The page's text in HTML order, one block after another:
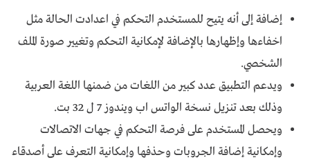
إضافة إلى أنه يتيح للمستخدم التحكم في اعدادت الحالة مثل
اخفاءها وإظهارها بالإضافة لإمكانية التحكم وتغيير صورة الملف
الشخصي.
ويدعم التطبيق عدد كبير من اللغات من ضمنها اللغة العربية
وذلك بعد تنزيل نسخة الواتس اب ويندوز 7 ل 32 بت.
ويحصل المستخدم على فرصة التحكم في جهات الاتصالات
وإمكانية إضافة الجروبات وحذفها وإمكانية التعرف على أصدقاء